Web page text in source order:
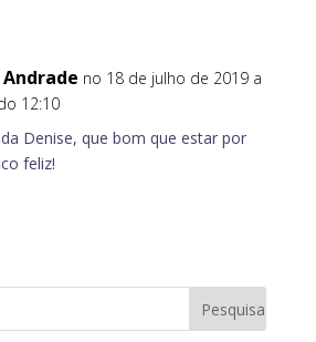
no 18 de julho de 2019 a
12:10
Denise, que bom que estar por
feliz!